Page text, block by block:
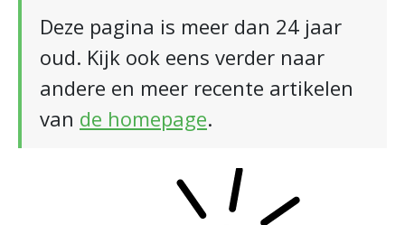
Deze pagina is meer dan 24 jaar
oud. Kijk ook eens verder naar
andere en meer recente artikelen
van de homepage.